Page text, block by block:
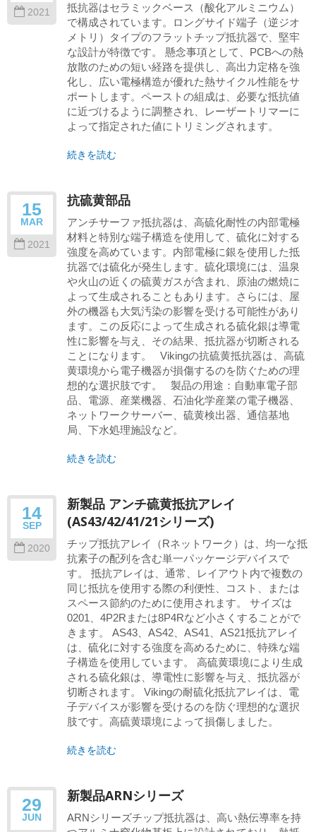
2021
抵抗器はセラミックベース（酸化アルミニウム）
で構成されています。ロングサイド端子（逆ジオ
メトリ）タイプのフラットチップ抵抗器で、堅牢
な設計が特徴です。 懸念事項として、PCBへの熱
放散のための短い経路を提供し、高出力定格を強
化し、広い電極構造が優れた熱サイクル性能をサ
ポートします。ペーストの組成は、必要な抵抗値
に近づけるように調整され、レーザートリマーに
よって指定された値にトリミングされます。
続きを読む
15
MAR
2021
抗硫黄部品
アンチサーファ抵抗器は、高硫化耐性の内部電極
材料と特別な端子構造を使用して、硫化に対する
強度を高めています。内部電極に銀を使用した抵
抗器では硫化が発生します。硫化環境には、温泉
や火山の近くの硫黄ガスが含まれ、原油の燃焼に
よって生成されることもあります。さらには、屋
外の機器も大気汚染の影響を受ける可能性があり
ます。この反応によって生成される硫化銀は導電
性に影響を与え、その結果、抵抗器が切断される
ことになります。 Vikingの抗硫黄抵抗器は、高硫
黄環境から電子機器が損傷するのを防ぐための理
想的な選択肢です。 製品の用途：自動車電子部
品、電源、産業機器、石油化学産業の電子機器、
ネットワークサーバー、硫黄検出器、通信基地
局、下水処理施設など。
続きを読む
14
SEP
2020
新製品 アンチ硫黄抵抗アレイ
(AS43/42/41/21シリーズ)
チップ抵抗アレイ（Rネットワーク）は、均一な抵
抗素子の配列を含む単一パッケージデバイスで
す。 抵抗アレイは、通常、レイアウト内で複数の
同じ抵抗を使用する際の利便性、コスト、または
スペース節約のために使用されます。 サイズは
0201、4P2Rまたは8P4Rなど小さくすることがで
きます。 AS43、AS42、AS41、AS21抵抗アレイ
は、硫化に対する強度を高めるために、特殊な端
子構造を使用しています。 高硫黄環境により生成
される硫化銀は、導電性に影響を与え、抵抗器が
切断されます。 Vikingの耐硫化抵抗アレイは、電
子デバイスが影響を受けるのを防ぐ理想的な選択
肢です。高硫黄環境によって損傷しました。
続きを読む
29
JUN
新製品ARNシリーズ
ARNシリーズチップ抵抗器は、高い熱伝導率を持